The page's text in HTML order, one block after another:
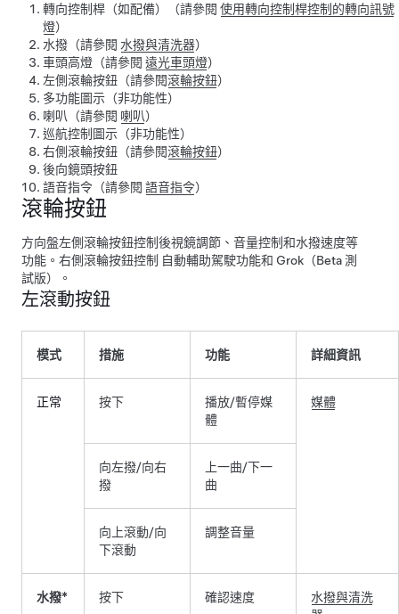
轉向控制桿（如配備）（請參閱 使用轉向控制桿控制的轉向訊號
燈）
水撥（請參閱 水撥與清洗器）
車頭高燈（請參閱 遠光車頭燈）
左側滾輪按鈕（請參閱滾輪按鈕）
多功能圖示（非功能性）
喇叭（請參閱 喇叭）
巡航控制圖示（非功能性）
右側滾輪按鈕（請參閱滾輪按鈕）
後向鏡頭按鈕
語音指令（請參閱 語音指令）
滾輪按鈕
方向盤左側滾輪按鈕控制後視鏡調節、音量控制和水撥速度等
功能。右側滾輪按鈕控制 自動輔助駕駛功能和 Grok（Beta 測
試版）
。
左滾動按鈕
模式 措施 功能 詳細資訊
正常 按下
播放/暫停媒
體
媒體
向左撥/向右
撥
上一曲/下一
曲
向上滾動/向
下滾動
調整音量
水撥* 按下 確認速度
水撥與清洗